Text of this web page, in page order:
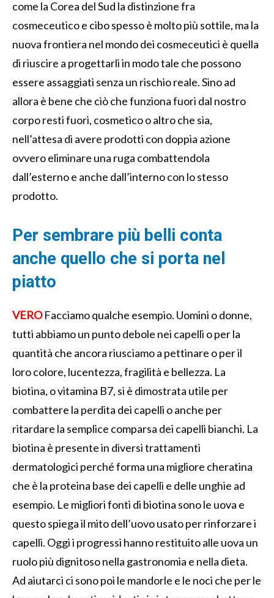
come la Corea del Sud la distinzione fra
cosmeceutico e cibo spesso è molto più sottile, ma la
nuova frontiera nel mondo dei cosmeceutici è quella
di riuscire a progettarli in modo tale che possono
essere assaggiati senza un rischio reale. Sino ad
allora è bene che ciò che funziona fuori dal nostro
corpo resti fuori, cosmetico o altro che sia,
nell’attesa di avere prodotti con doppia azione
ovvero eliminare una ruga combattendola
dall’esterno e anche dall’interno con lo stesso
prodotto.
Per sembrare più belli conta
anche quello che si porta nel
piatto
VEROFacciamo qualche esempio. Uomini o donne,
tutti abbiamo un punto debole nei capelli o per la
quantità che ancora riusciamo a pettinare o per il
loro colore, lucentezza, fragilità e bellezza. La
biotina, o vitamina B7, si è dimostrata utile per
combattere la perdita dei capelli o anche per
ritardare la semplice comparsa dei capelli bianchi. La
biotina è presente in diversi trattamenti
dermatologici perché forma una migliore cheratina
che è la proteina base dei capelli e delle unghie ad
esempio. Le migliori fonti di biotina sono le uova e
questo spiega il mito dell’uovo usato per rinforzare i
capelli. Oggi i progressi hanno restituito alle uova un
ruolo più dignitoso nella gastronomia e nella dieta.
Ad aiutarci ci sono poi le mandorle e le noci che per le